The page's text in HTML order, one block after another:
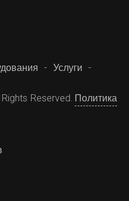
Услуги
Reserved. Политика